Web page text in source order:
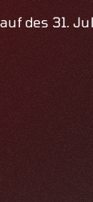
des 31.